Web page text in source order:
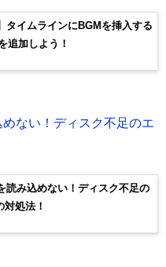
タイムラインにBGMを挿入する
追加しよう！
ない！ディスク不足のエ
読み込めない！ディスク不足の
処法！